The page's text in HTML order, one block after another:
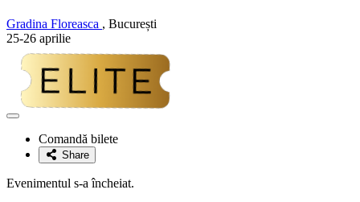
Gradina Floreasca , București
25-26 aprilie
Adaugă
favoriteComandă bilete
Share
Evenimentul s-a încheiat.